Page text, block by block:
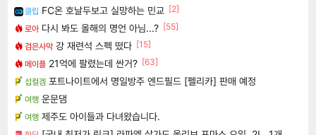
클립 FC온 호날두보고 실망하는 민교 [2]
로아 다시 봐도 올해의 명언 아님...? [55]
검은사막 강 재련석 스펙 떴다 [15]
메이플 21억에 팔렸는데 싼거? [63]
섭컬겜 포트나이트에서 명일방주 엔드필드 [펠리카] 판매 예정
여행 운문댐
여행 제주도 아이들과 다녀왔습니다.